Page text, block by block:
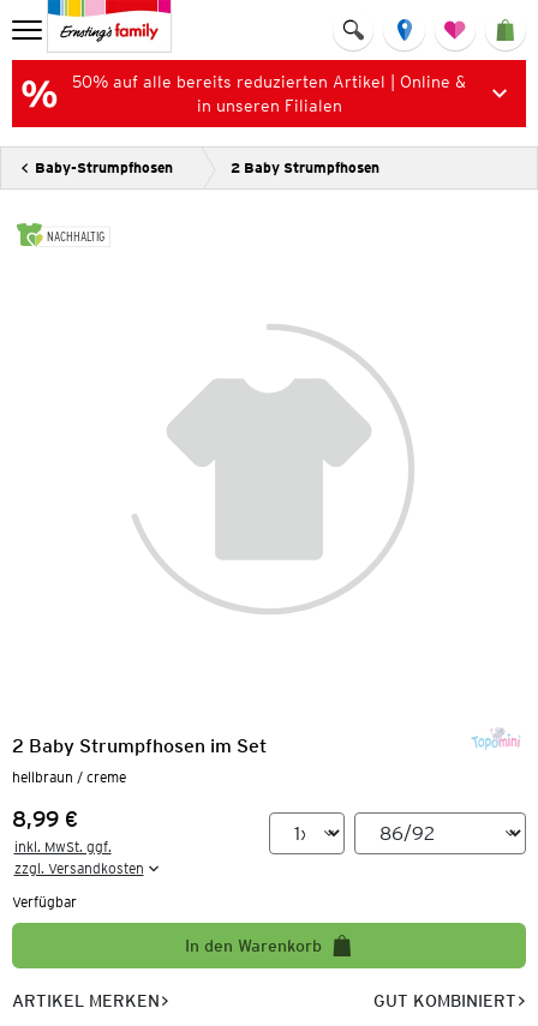
50% auf alle bereits reduzierten Artikel | Online &
in unseren Filialen
Baby-Strumpfhosen 2 Baby Strumpfhosen
NACHHALTIG
2 Baby Strumpfhosen im Set
hellbraun / creme
Preis:
8,99 €
inkl. MwSt. ggf.
zzgl. Versandkosten
Verfügbar
In den Warenkorb
ARTIKEL MERKEN GUT KOMBINIERT